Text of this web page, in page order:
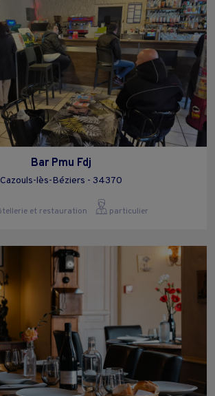
Bar Pmu Fdj
Cazouls-lès-Béziers - 34370
et restauration particulier